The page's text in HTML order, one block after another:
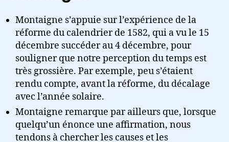
Montaigne s’appuie sur l’expérience de la
réforme du calendrier de 1582, qui a vu le 15
décembre succéder au 4 décembre, pour
souligner que notre perception du temps est
très grossière. Par exemple, peu s’étaient
rendu compte, avant la réforme, du décalage
avec l’année solaire.
Montaigne remarque par ailleurs que, lorsque
quelqu’un énonce une affirmation, nous
tendons à chercher les causes et les